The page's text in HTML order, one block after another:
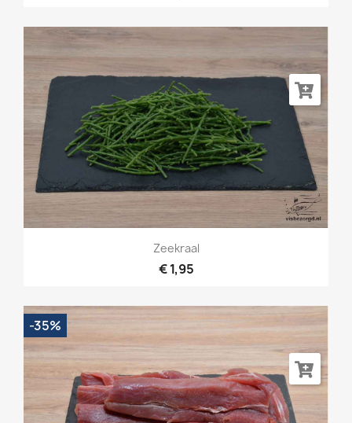
Zeekraal
€ 1,95
-35%